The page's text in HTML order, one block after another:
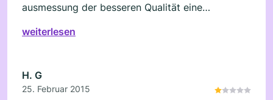
ausmessung der besseren Qualität eine
einverstanden war.die mussten bestellt werden
weiterlesen
H. G
25. Februar 2015